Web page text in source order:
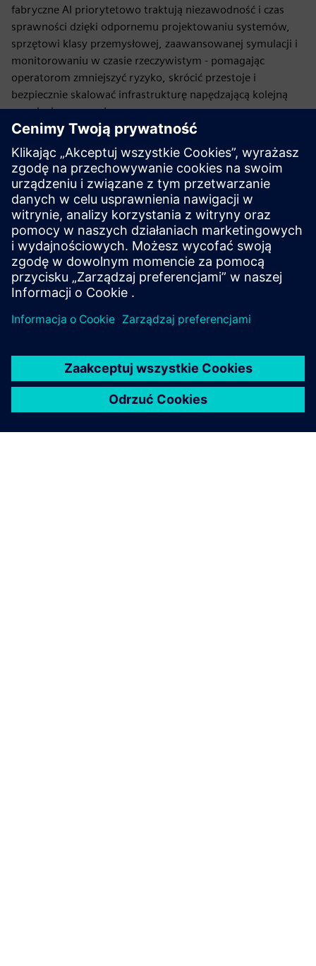
fabryczne AI priorytetowo traktują niezawodność i czas
sprawności dzięki odpornemu projektowaniu systemów,
sprzętowi klasy przemysłowej, zaawansowanej symulacji i
monitorowaniu w czasie rzeczywistym - pomagając
operatorom zmniejszyć ryzyko, skrócić przestoje i
bezpiecznie skalować infrastrukturę napędzającą kolejną
rewolucję przemysłową.
Fabryki sztucznej inteligencji muszą pasować do
prawdziwej ziemi, rzeczywistych ograniczeń i
rzeczywistych harmonogramów. Od chipów... przez stojak,
przez fabrykę sztucznej inteligencji... po siatkę... każda
warstwa ma znaczenie. Siemens i NVIDIA opracowują
infrastrukturę dla nowej generacji fabryk DSX AI.
Opublikowano: 16 marca 2026